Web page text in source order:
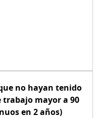
no hayan tenido
trabajo mayor a 90
en 2 años)